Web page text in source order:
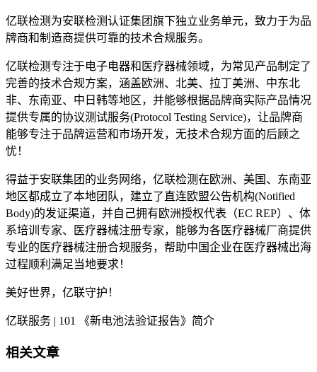
亿联检测为安联检测认证集团旗下独立业务单元，致力于为品
牌商和制造商提供可靠的技术合规服务。
亿联检测专注于电子电器和医疗器械领域，为常见产品制定了
完善的技术合规方案，涵盖欧洲、北美、拉丁美洲、中东北
非、东南亚、中日韩等地区，并能够根据品牌商实际产品情况
提供专属的协议测试服务(Protocol Testing Service)，让品牌商
能够专注于品牌运营和市场开发，无技术合规方面的后顾之
忧！
得益于安联集团的业务网络，亿联检测在欧洲、美国、东南亚
地区都成立了本地团队，建立了直连欧盟公告机构(Notified
Body)的发证渠道，并自己拥有欧洲授权代表（EC REP）、体
系培训专家、医疗器械注册专家，能够为各医疗器械厂商提供
专业的医疗器械注册合规服务，帮助中国企业在医疗器械出海
过程顺利满足当地要求！
美好世界，亿联守护！
亿联服务 | 101 《新电池法验证报告》简介
相关文章